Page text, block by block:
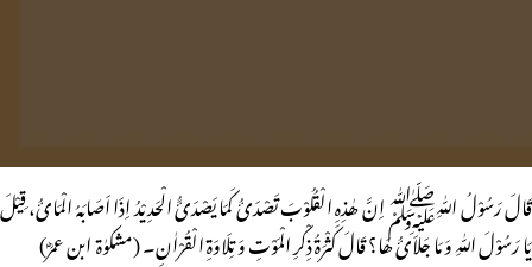
قَالَ رَسُوْلُ اللّٰہِﷺ اِنَّ ھٰذِہِ الْقُلُوْبَ تَصْدَئُ کَمَا یَصْدَئَُ الْحَدِیْدُ اِذَا اَصَابَہُ الْمَائُ، قِیْلَ
یَا رَسُوْلَ اللّٰہِ وَ مَا جَلاَئُ ھَا؟ قَالَ کَثْرَۃُ ذِکْرِ الْمَوْتِ وَ تِلَاوَۃِ الْقُرْاٰنِ۔ (مشکوٰۃ ـــــ ابن عمرؓ)